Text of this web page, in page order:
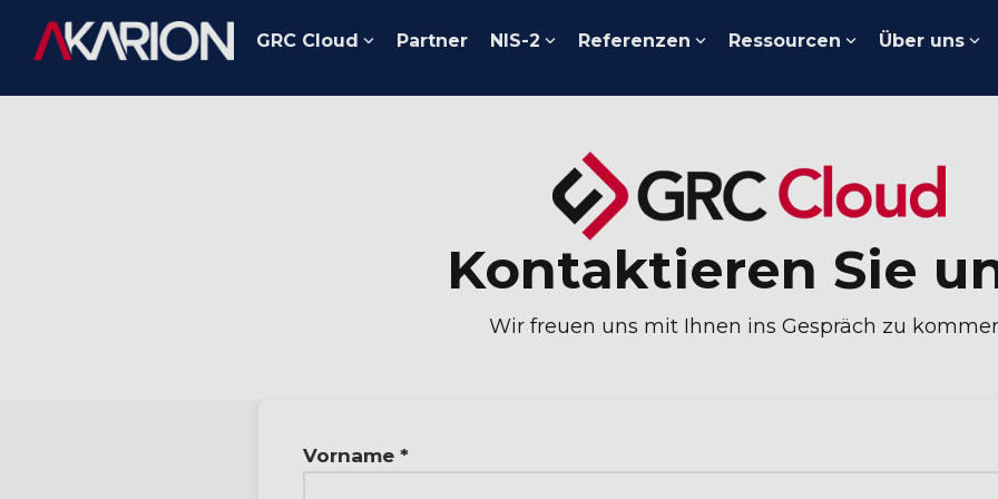
content.
GRC Cloud Partner NIS-2 Referenzen Ressourcen Über uns
Kontaktieren Sie
Wir freuen uns mit Ihnen ins Gespräch zu
Vorname *